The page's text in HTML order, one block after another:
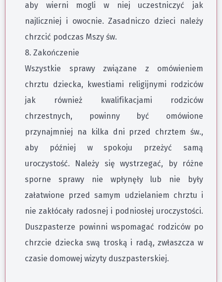
aby wierni mogli w niej uczestniczyć jak
najliczniej i owocnie. Zasadniczo dzieci należy
chrzcić podczas Mszy św.
8. Zakończenie
Wszystkie sprawy związane z omówieniem
chrztu dziecka, kwestiami religijnymi rodziców
jak również kwalifikacjami rodziców
chrzestnych, powinny być omówione
przynajmniej na kilka dni przed chrztem św.,
aby później w spokoju przeżyć samą
uroczystość. Należy się wystrzegać, by różne
sporne sprawy nie wpłynęły lub nie były
załatwione przed samym udzielaniem chrztu i
nie zakłócały radosnej i podniosłej uroczystości.
Duszpasterze powinni wspomagać rodziców po
chrzcie dziecka swą troską i radą, zwłaszcza w
czasie domowej wizyty duszpasterskiej.